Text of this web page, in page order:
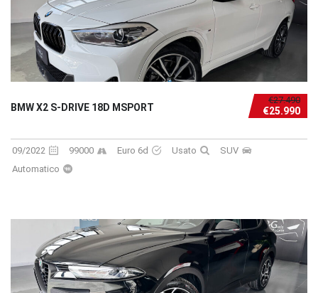
€27.490
€25.990
BMW X2 S-DRIVE 18D MSPORT
09/2022 99000 Euro 6d Usato
SUV
Automatico